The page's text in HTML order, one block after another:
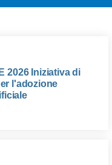
2026 Iniziativa di
l'adozione